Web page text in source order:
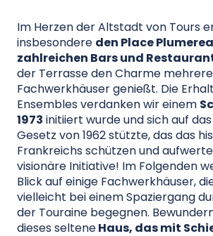
Im Herzen der Altstadt von Tours
insbesondere den Place
zahlreichen Bars und
der Terrasse den Charme
Fachwerkhäuser genießt. Die
Ensembles verdanken wir einem
1973 initiiert wurde und sich auf
Gesetz von 1962 stützte, das das
Frankreichs schützen und
visionäre Initiative! Im Folgenden
Blick auf einige Fachwerkhäuser,
vielleicht bei einem Spaziergang
der Touraine begegnen.
dieses selteneHaus, das mit